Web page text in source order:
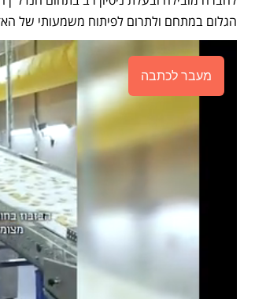
הגלום במתחם ולתרום לפיתוח משמעותי של
מעבר לכתבה